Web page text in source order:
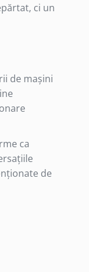
ci un
de mașini
ca
de